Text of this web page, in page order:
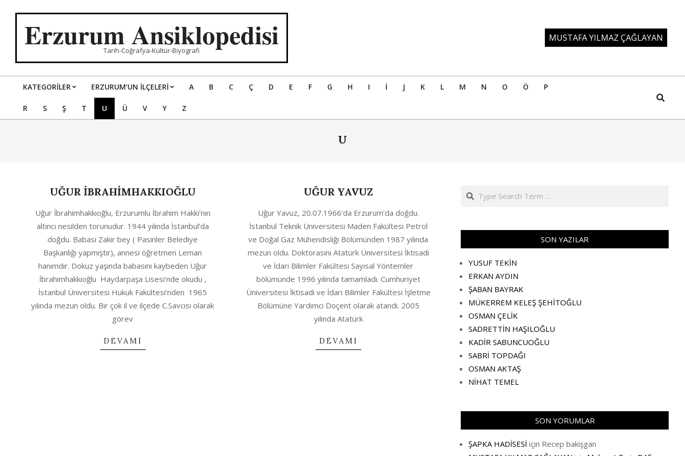
Erzurum Ansiklopedisi
Tarih-Coğrafya-Kültür-Biyografi
MUSTAFA YILMAZ ÇAĞLAYAN
Primary
Navigation
KATEGORILER ERZURUM’UN İLÇELERİ A B C Ç D E F G H I İ J K L M N O Ö P
R S Ş T U Ü V Y Z
Search
U
UĞUR İBRAHİMHAKKIOĞLU
05-
14
Uğur İbrahimhakkıoğlu, Erzurumlu İbrahim Hakkı’nın
altıncı nesilden torunudur. 1944 yılında İstanbul’da
doğdu. Babası Zakir bey ( Pasinler Belediye
Başkanlığı yapmıştır), annesi öğretmen Leman
hanımdır. Dokuz yaşında babasını kaybeden Uğur
İbrahimhakkıoğlu Haydarpaşa Lisesi’nde okudu ,
İstanbul Üniversitesi Hukuk Fakültesi’nden 1965
yılında mezun oldu. Bir çok il ve ilçede C.Savcısı olarak
görev
DEVAMI
UĞUR YAVUZ
14
Uğur Yavuz, 20.07.1966’da Erzurum’da doğdu.
İstanbul Teknik Üniversitesi Maden Fakültesi Petrol
ve Doğal Gaz Mühendisliği Bölümünden 1987 yılında
mezun oldu. Doktorasını Atatürk Üniversitesi İktisadi
ve İdari Bilimler Fakültesi Sayısal Yöntemler
bölümünde 1996 yılında tamamladı. Cumhuriyet
Üniversitesi İktisadi ve İdari Bilimler Fakültesi İşletme
Bölümüne Yardımcı Doçent olarak atandı. 2005
yılında Atatürk
DEVAMI
Search
SON YAZILAR
YUSUF TEKİN
ERKAN AYDIN
ŞABAN BAYRAK
MÜKERREM KELEŞ ŞEHİTOĞLU
OSMAN ÇELİK
SADRETTİN HAŞILOĞLU
KADİR SABUNCUOĞLU
SABRİ TOPDAĞI
OSMAN AKTAŞ
NİHAT TEMEL
SON YORUMLAR
ŞAPKA HADİSESİ için Recep bakişgan